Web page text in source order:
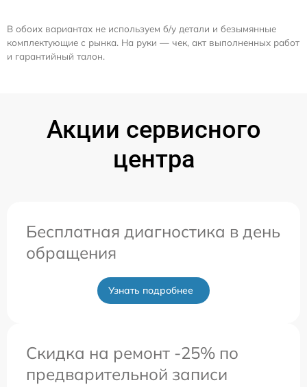
В обоих вариантах не используем б/у детали и безымянные
комплектующие с рынка. На руки — чек, акт выполненных работ
и гарантийный талон.
Акции сервисного
центра
Бесплатная диагностика в день
обращения
Узнать подробнее
Скидка на ремонт -25% по
предварительной записи